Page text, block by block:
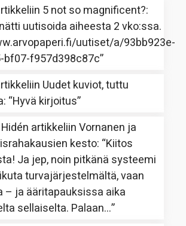
5 not so magnificent?:
uutisoida aiheesta 2 vko:ssa.
uutiset/a/93bb923e-
bf07-f957d398c87c”
Uudet kuviot, tuttu
: “Hyvä kirjoitus”
artikkeliinVornanen ja
kesto: “Kiitos
Ja jep, noin pitkänä systeemi
turvajärjestelmältä, vaan
– ja ääritapauksissa aika
sellaiselta. Palaan…”